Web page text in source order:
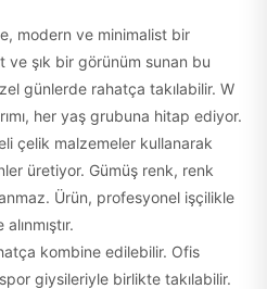
modern ve minimalist bir
ve şık bir görünüm sunan bu
günlerde rahatça takılabilir. W
her yaş grubuna hitap ediyor.
çelik malzemeler kullanarak
üretiyor. Gümüş renk, renk
Ürün, profesyonel işçilikle
kombine edilebilir. Ofis
giysileriyle birlikte takılabilir.